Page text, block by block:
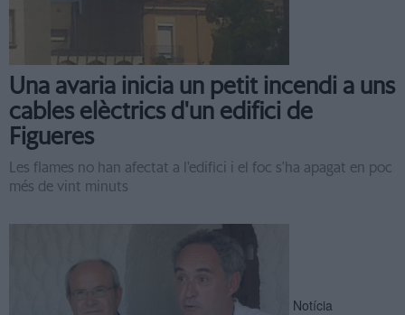
Una avaria inicia un petit incendi a uns
cables elèctrics d'un edifici de
Figueres
Les flames no han afectat a l'edifici i el foc s'ha apagat en poc
més de vint minuts
Notícia